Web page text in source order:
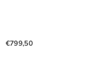
€799,50